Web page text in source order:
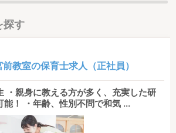
探す
教室の保育士求人（正社員）
・親身に教える方が多く、充実した研
能！ ・年齢、性別不問で和気 ...